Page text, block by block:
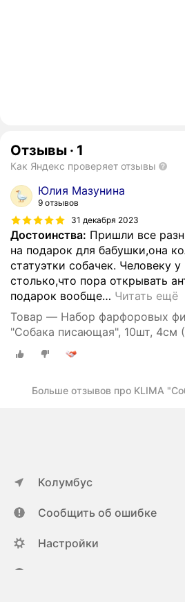
Отзывы · 1
Как Яндекс проверяет отзывы
Юлия Мазунина
9 отзывов
31 декабря 2023
Достоинства: Пришли все
на подарок для бабушки,она
статуэтки собачек. Человеку
столько,что пора открывать
подарок вообще… Читать ещё
Товар — Набор фарфоровых
"Собака писающая", 10шт, 4см
Больше отзывов про KLIMA
Колумбус
Сообщить об ошибке
Настройки